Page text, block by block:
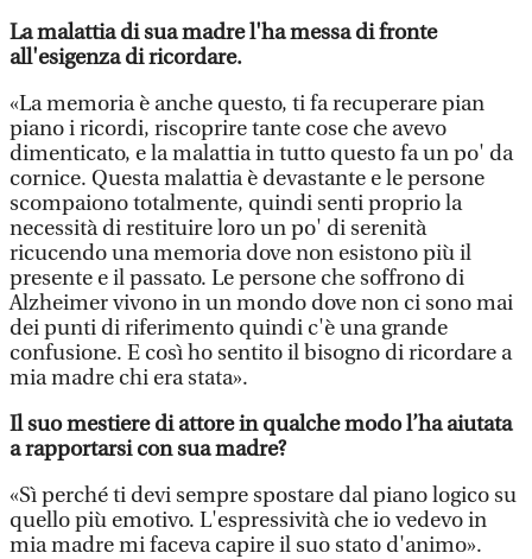
La malattia di sua madre l'ha messa di fronte
all'esigenza di ricordare.
«La memoria è anche questo, ti fa recuperare pian
piano i ricordi, riscoprire tante cose che avevo
dimenticato, e la malattia in tutto questo fa un po' da
cornice. Questa malattia è devastante e le persone
scompaiono totalmente, quindi senti proprio la
necessità di restituire loro un po' di serenità
ricucendo una memoria dove non esistono più il
presente e il passato. Le persone che soffrono di
Alzheimer vivono in un mondo dove non ci sono mai
dei punti di riferimento quindi c'è una grande
confusione. E così ho sentito il bisogno di ricordare a
mia madre chi era stata».
Il suo mestiere di attore in qualche modo l’ha aiutata
a rapportarsi con sua madre?
«Sì perché ti devi sempre spostare dal piano logico su
quello più emotivo. L'espressività che io vedevo in
mia madre mi faceva capire il suo stato d'animo».